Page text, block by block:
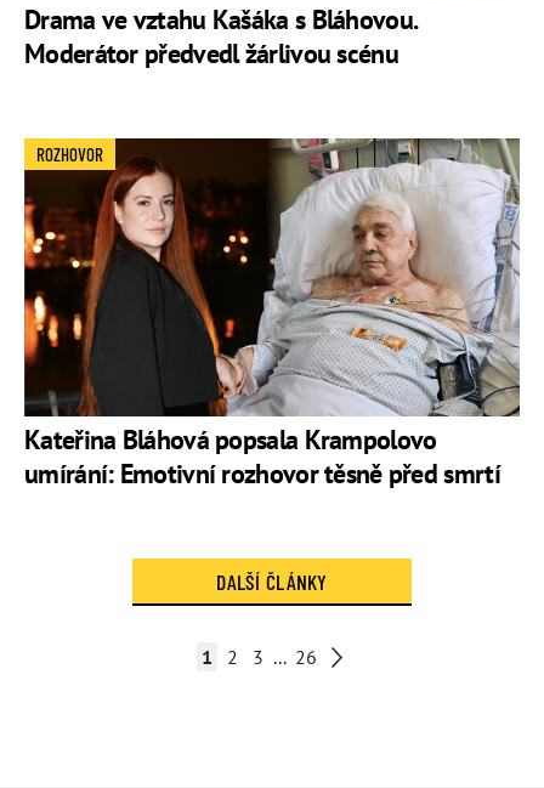
Drama ve vztahu Kašáka s Bláhovou.
Moderátor předvedl žárlivou scénu
Kateřina Bláhová popsala Krampolovo
umírání: Emotivní rozhovor těsně před smrtí
ROZHOVOR
DALŠÍ ČLÁNKY
1 2 3 ... 26